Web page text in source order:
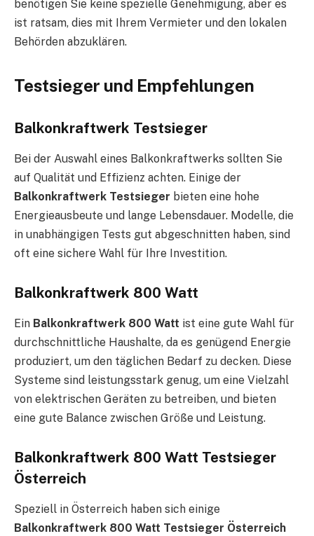
benötigen Sie keine spezielle Genehmigung, aber es
ist ratsam, dies mit Ihrem Vermieter und den lokalen
Behörden abzuklären.
Testsieger und Empfehlungen
Balkonkraftwerk Testsieger
Bei der Auswahl eines Balkonkraftwerks sollten Sie
auf Qualität und Effizienz achten. Einige der
Balkonkraftwerk Testsieger bieten eine hohe
Energieausbeute und lange Lebensdauer. Modelle, die
in unabhängigen Tests gut abgeschnitten haben, sind
oft eine sichere Wahl für Ihre Investition.
Balkonkraftwerk 800 Watt
Ein Balkonkraftwerk 800 Watt ist eine gute Wahl für
durchschnittliche Haushalte, da es genügend Energie
produziert, um den täglichen Bedarf zu decken. Diese
Systeme sind leistungsstark genug, um eine Vielzahl
von elektrischen Geräten zu betreiben, und bieten
eine gute Balance zwischen Größe und Leistung.
Balkonkraftwerk 800 Watt Testsieger
Österreich
Speziell in Österreich haben sich einige
Balkonkraftwerk 800 Watt Testsieger Österreich